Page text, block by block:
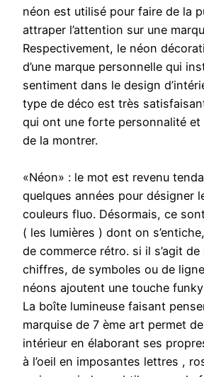
néon est utilisé pour faire de la
attraper l’attention sur une
Respectivement, le néon
d’une marque personnelle qui
sentiment dans le design
type de déco est très
qui ont une forte personnalité et
de la montrer.
«Néon» : le mot est revenu
quelques années pour désigner
couleurs fluo. Désormais, ce
( les lumières ) dont on
de commerce rétro. si il s’agit
chiffres, de symboles ou de
néons ajoutent une touche
La boîte lumineuse faisant
marquise de 7 ème art permet
intérieur en élaborant ses
à l’oeil en imposantes lettres ,